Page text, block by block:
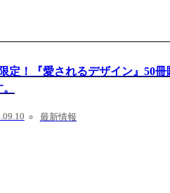
定！『愛されるデザイン』50
最新情報